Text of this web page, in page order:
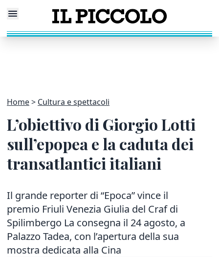
Home Cultura e spettacoli
L’obiettivo di Giorgio Lotti
sull’epopea e la caduta dei
transatlantici italiani
Il grande reporter di “Epoca” vince il
premio Friuli Venezia Giulia del Craf di
Spilimbergo La consegna il 24 agosto, a
Palazzo Tadea, con l’apertura della sua
mostra dedicata alla Cina